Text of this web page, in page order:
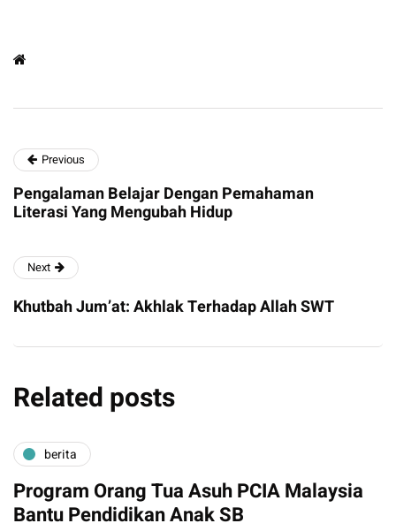
Previous
Pengalaman Belajar Dengan Pemahaman
Literasi Yang Mengubah Hidup
Next
Khutbah Jum’at: Akhlak Terhadap Allah SWT
Related posts
berita
Program Orang Tua Asuh PCIA Malaysia
Bantu Pendidikan Anak SB